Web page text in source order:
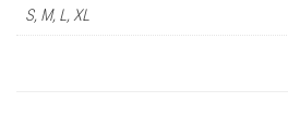
S, M, L, XL